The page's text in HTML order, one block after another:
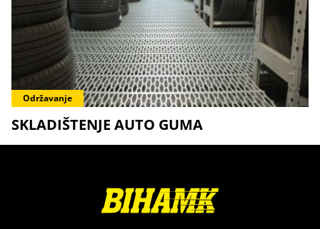
Održavanje
SKLADIŠTENJE AUTO GUMA